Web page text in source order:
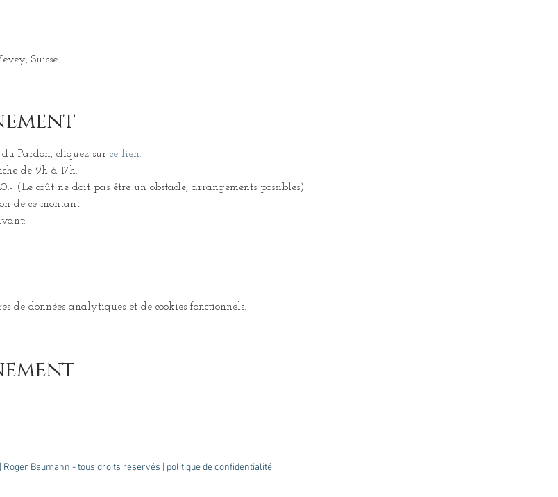
Suisse
Pardon, cliquez sur ce lien.
de 9h à 17h.
(Le coût ne doit pas être un obstacle, arrangements possibles)
de ce montant.
de données analytiques et de cookies fonctionnels.
| Roger Baumann - tous droits réservés | politique de confidentialité